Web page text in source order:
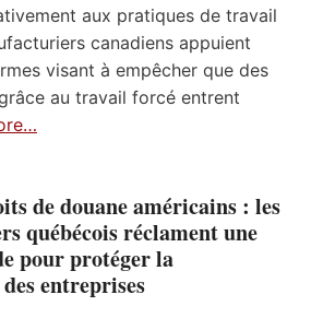
aux pratiques de travail
canadiens appuient
visant à empêcher que des
au travail forcé entrent
de douane américains : les
québécois réclament une
pour protéger la
entreprises